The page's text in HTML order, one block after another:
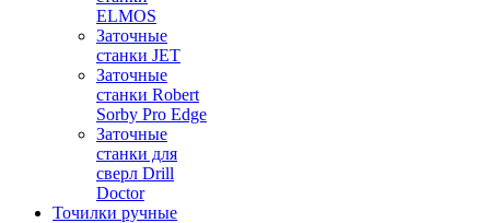
ELMOS
Заточные
станки JET
Заточные
станки Robert
Sorby Pro Edge
Заточные
станки для
сверл Drill
Doctor
Точилки ручные